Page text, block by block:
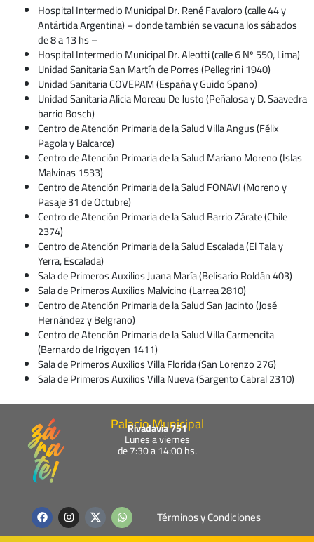
Hospital Intermedio Municipal Dr. René Favaloro (calle 44 y
Antártida Argentina) – donde también se vacuna los sábados
de 8 a 13 hs –
Hospital Intermedio Municipal Dr. Aleotti (calle 6 Nº 550, Lima)
Unidad Sanitaria San Martín de Porres (Pellegrini 1940)
Unidad Sanitaria COVEPAM (España y Guido Spano)
Unidad Sanitaria Alicia Moreau De Justo (Peñalosa y D. Saavedra
barrio Bosch)
Centro de Atención Primaria de la Salud Villa Angus (Félix
Pagola y Balcarce)
Centro de Atención Primaria de la Salud Mariano Moreno (Islas
Malvinas 1533)
Centro de Atención Primaria de la Salud FONAVI (Moreno y
Pasaje 31 de Octubre)
Centro de Atención Primaria de la Salud Barrio Zárate (Chile
2374)
Centro de Atención Primaria de la Salud Escalada (El Tala y
Yerra, Escalada)
Sala de Primeros Auxilios Juana María (Belisario Roldán 403)
Sala de Primeros Auxilios Malvicino (Larrea 2810)
Centro de Atención Primaria de la Salud San Jacinto (José
Hernández y Belgrano)
Centro de Atención Primaria de la Salud Villa Carmencita
(Bernardo de Irigoyen 1411)
Sala de Primeros Auxilios Villa Florida (San Lorenzo 276)
Sala de Primeros Auxilios Villa Nueva (Sargento Cabral 2310)
Palacio Municipal
Rivadavia 751
Lunes a viernes
de 7:30 a 14:00 hs.
F
a
c
I
n
s
W
h
a
Términos y Condiciones